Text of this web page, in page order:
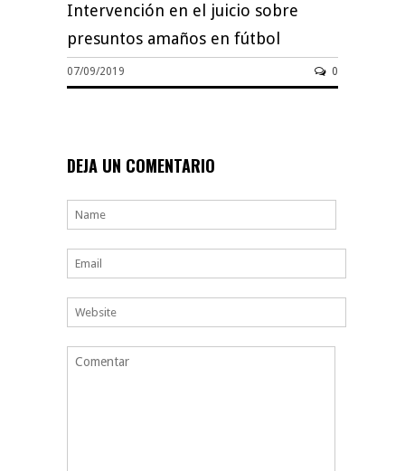
Intervención en el juicio sobre
presuntos amaños en fútbol
07/09/2019 0
DEJA UN COMENTARIO